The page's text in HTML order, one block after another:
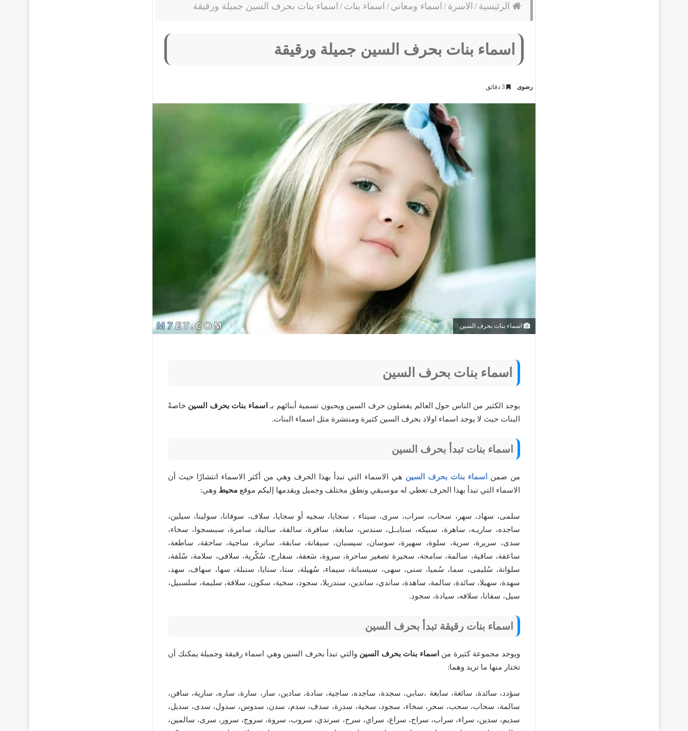
الرئيسية / الاسرة / اسماء ومعاني / اسماء بنات / اسماء بنات بحرف السين جميلة ورقيقة
اسماء بنات بحرف السين جميلة ورقيقة
رضوى
اسماء بنات بحرف السين
اسماء بنات بحرف السين
يوجد الكثير من الناس حول العالم يفضلون حرف السين ويحبون تسمية أبنائهم بـ اسماء بنات بحرف السين خاصةً
البنات حيث لا يوجد اسماء اولاد بحرف السين كثيرة ومنتشرة مثل اسماء البنات.
اسماء بنات تبدأ بحرف السين
من ضمن اسماء بنات بحرف السين هي الاسماء التي تبدأ بهذا الحرف وهي من أكثر الاسماء انتشارًا حيث أن
الاسماء التي تبدأ بهذا الحرف تعطي له موسيقي ونطق مختلف وجميل ويقدمها إليكم موقع محيط وهي:
سلمى، سهاد، سهر، سحاب، سراب، سرى، سيناء ، سجايا، سجيه أو سجايا، سلاف، سوفانا، سولينا، سيلين،
ساجده، ساريـه، ساهرة، سبيكه، سنابــل، سندس، سابغة، سافرة، سالفة، سالية، سامرة، سبىسجوا، سخاء،
سدى، سريرة، سرية، سلوة، سهيرة، سوسان، سيسبان، سيفانة، سابقة، ساترة، ساجية، ساحقة، ساطعة،
ساعفة، ساقية، سالمة، سامحة، سحيرة تصغير ساحرة، سروة، سَعفة، سفارج، سُكّرية، سلافى، سلامة، سُلفة،
سلوانة، سُليمى، سما، سُميا، سنى، سهى، سيسبانة، سيماء، سُهيلة، سنا، سنايا، سنبلة، سها، سهاف، سهد،
سهدة، سهيلا، سائدة، سالمة، ساهدة، ساندي، ساندين، سندريلا، سجود، سخية، سكون، سلافة، سليمة، سلسبيل،
سيل، سفانا، سلافه، سيادة، سجود.
اسماء بنات رقيقة تبدأ بحرف السين
ويوجد مجموعة كثيرة من اسماء بنات بحرف السين والتي تبدأ بحرف السين وهي اسماء رقيقة وجميلة يمكنك أن
تختار منها ما تريد وهما:
سؤدد، سائدة، سائغة، سابغة ،سابي، سجدة، ساجده، ساجية، سادة، سادين، سار، سارة، ساره، سارية، سافن،
سالمة، سحاب، سحب، سحر، سخاء، سجود، سخية، سدرة، سدف، سدم، سدن، سدوس، سدول، سدى، سديل،
سديم، سدين، سراء، سراب، سراج، سراع، سراي، سرح، سرندي، سروب، سروة، سروج، سرور، سرى، سالمين،